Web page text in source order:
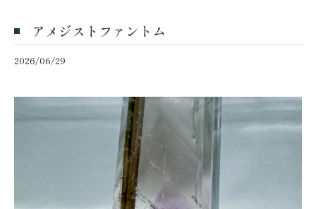
アメジストファントム
2026/06/29